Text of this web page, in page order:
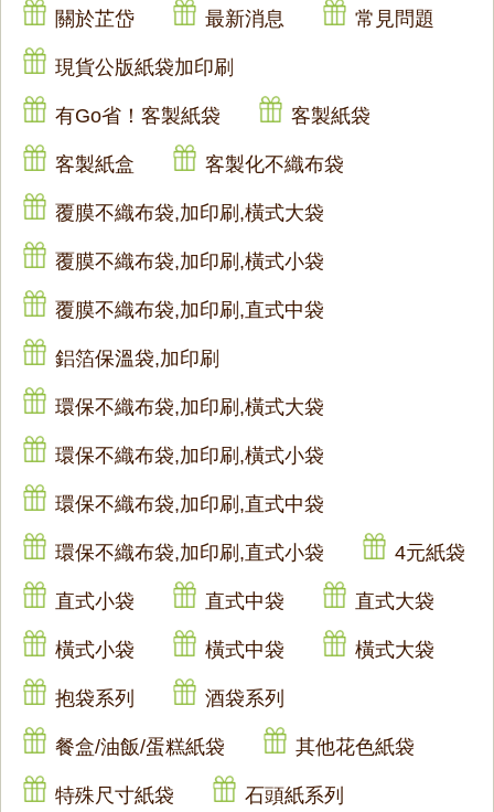
關於芷岱 最新消息 常見問題
現貨公版紙袋加印刷
有Go省！客製紙袋 客製紙袋
客製紙盒 客製化不織布袋
覆膜不織布袋,加印刷,橫式大袋
覆膜不織布袋,加印刷,橫式小袋
覆膜不織布袋,加印刷,直式中袋
鋁箔保溫袋,加印刷
環保不織布袋,加印刷,橫式大袋
環保不織布袋,加印刷,橫式小袋
環保不織布袋,加印刷,直式中袋
環保不織布袋,加印刷,直式小袋 4元紙袋
直式小袋 直式中袋 直式大袋
橫式小袋 橫式中袋 橫式大袋
抱袋系列 酒袋系列
餐盒/油飯/蛋糕紙袋 其他花色紙袋
特殊尺寸紙袋 石頭紙系列